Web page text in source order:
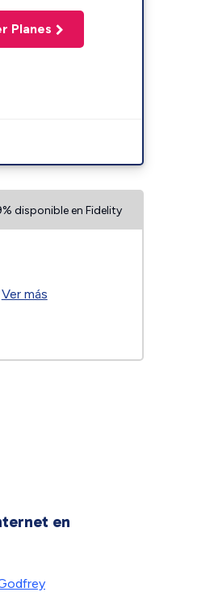
Planes
disponible en Fidelity
Ver más
en